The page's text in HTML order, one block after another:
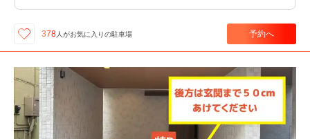
378人がお気に入りの駐車場 予約へ